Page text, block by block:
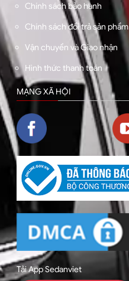
Chính sách bảo hành
Chính sách đổi trả sản phẩm
Vận chuyển và Giao nhận
Hình thức thanh toán
MẠNG XÃ HỘI
Tải App Sedanviet